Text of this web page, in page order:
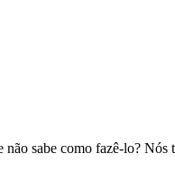
sabe como fazê-lo? Nós